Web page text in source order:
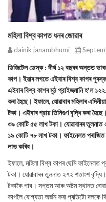
মহিলা বিশ্ব কাপত ধনৰ জোৱাৰ
dainik janambhumi
ডিজিটেল ডেস্ক : দীর্ঘ ১২ বছৰৰ অন্তত
কাপ। ইয়াৰ লগতে এইবাৰ বিশ্ব কাপৰ
এইবাৰ বিশ্ব কাপৰ মুঠ প্রাইজমানি হ'ল
কৰা হৈছে। ইফালে, যোৱাবাৰ মহিলাৰ
টকা। এইবাৰ প্রায় তিনিগুণ বৃদ্ধি কৰা
৩৯ কোটি ৫৫ লাখ টকা। যোৱাবাৰৰ তুলনাত
১৯ কোটি ৭৮ লাখ টকা। ফাইনেলত
লাভ কৰিব।
ইফালে, মহিলা বিশ্ব কাপৰ ছেমি ফাইনেলত
টকা। যোৱাবাৰৰ তুলনাত ২৭২ শতাংশ
টকাকৈ পাব। সপ্তম আৰু অষ্টম স্থানত
কাপলৈ যোগ্যতা অর্জন কৰা প্ৰতিটো দলকে